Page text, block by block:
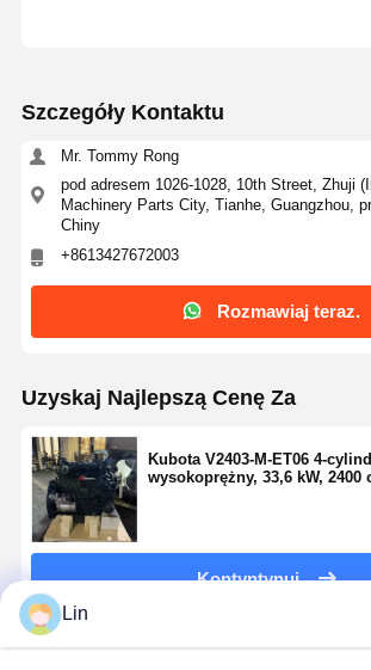
Szczegóły Kontaktu
Mr. Tommy Rong
pod adresem 1026-1028, 10th Street, Zhuji
Machinery Parts City, Tianhe, Guangzhou,
Chiny
+8613427672003
Rozmawiaj teraz.
Uzyskaj Najlepszą Cenę Za
Kubota V2403-M-ET06 4-
wysokoprężny, 33,6 kW, 2400
Kontyntynuj
Lin